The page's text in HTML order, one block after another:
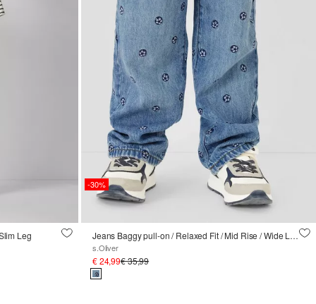
Leg
-30%
Jeans Baggy pull-on / Relaxed Fit / Mid Rise / Wide Leg / Fußball-Stickerei
s.Oliver
€ 24,99€ 35,99